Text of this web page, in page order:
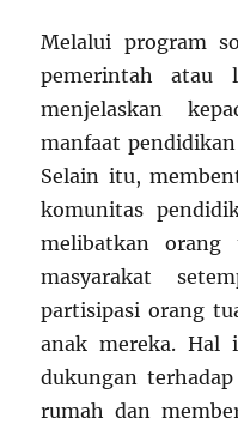
Melalui program
pemerintah atau
menjelaskan
manfaat
Selain itu,
komunitas
melibatkan orang
masyarakat
partisipasi orang
anak mereka. Hal
dukungan
rumah dan